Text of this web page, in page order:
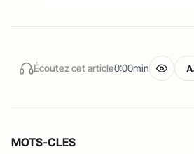
Écoutez cet article0:00min
MOTS-CLES